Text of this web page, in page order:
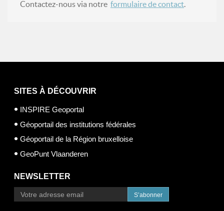
Contactez-nous via notre formulaire de contact.
SITES À DÉCOUVRIR
INSPIRE Geoportal
Géoportail des institutions fédérales
Géoportail de la Région bruxelloise
GeoPunt Vlaanderen
NEWSLETTER
S’abonner